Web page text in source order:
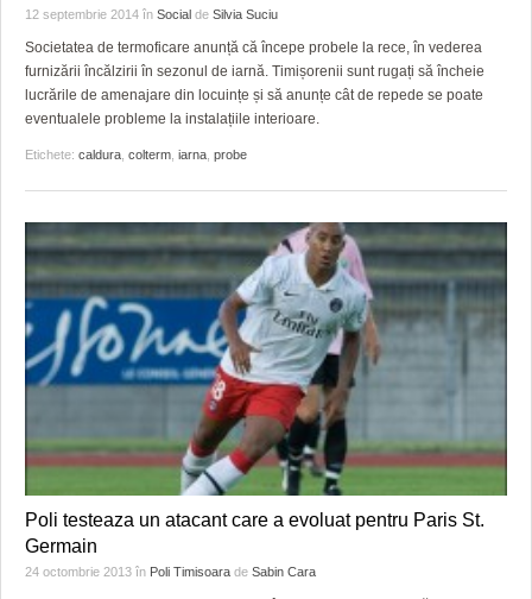
12 septembrie 2014 în Social de Silvia Suciu
Societatea de termoficare anunță că începe probele la rece, în vederea
furnizării încălzirii în sezonul de iarnă. Timișorenii sunt rugați să încheie
lucrările de amenajare din locuințe și să anunțe cât de repede se poate
eventualele probleme la instalațiile interioare.
Etichete: caldura colterm iarna probe
Poli testeaza un atacant care a evoluat pentru Paris St.
Germain
24 octombrie 2013 în Poli Timisoara de Sabin Cara